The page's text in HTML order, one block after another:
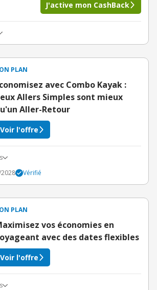
J'active mon CashBack
PLAN
avec Combo Kayak :
Allers Simples sont mieux
Aller-Retour
Voir l'offre
Vérifié
PLAN
vos économies en
avec des dates flexibles
Voir l'offre